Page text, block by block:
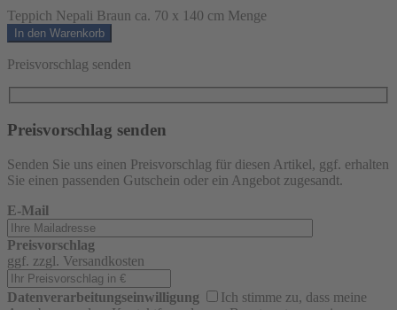
Teppich Nepali Braun ca. 70 x 140 cm Menge
In den Warenkorb
Preisvorschlag senden
Preisvorschlag senden
Senden Sie uns einen Preisvorschlag für diesen Artikel, ggf. erhalten
Sie einen passenden Gutschein oder ein Angebot zugesandt.
E-Mail
Preisvorschlag
ggf. zzgl. Versandkosten
Datenverarbeitungseinwilligung
Ich stimme zu, dass meine